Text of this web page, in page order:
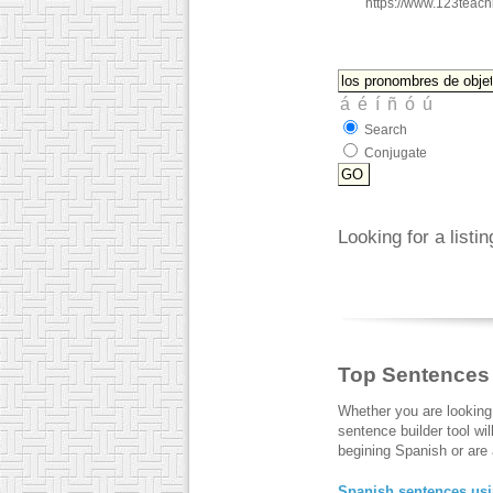
https://
Search
Conjugate
Looking for a
Top Sentences
Whether you are
sentence builder tool
begining Spanish or